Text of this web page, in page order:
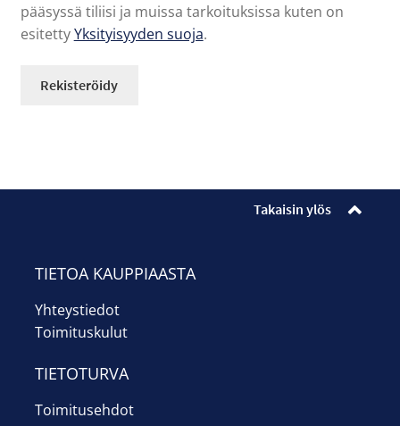
pääsyssä tiliisi ja muissa tarkoituksissa kuten on
esitettyYksityisyyden suoja.
Rekisteröidy
Takaisin ylös
TIETOA KAUPPIAASTA
Yhteystiedot
Toimituskulut
TIETOTURVA
Toimitusehdot